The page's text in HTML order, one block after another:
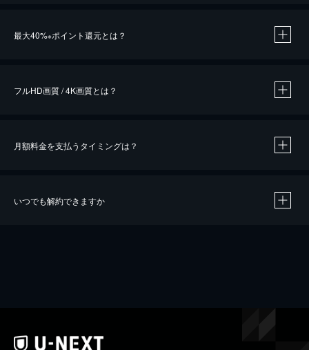
最大40%※ポイント還元とは？
※40％ポイント還元の対象は、クレジットカード決済による作品の購入 / レンタルです。
フルHD画質 / 4K画質とは？
月額料金を支払うタイミングは？
いつでも解約できますか